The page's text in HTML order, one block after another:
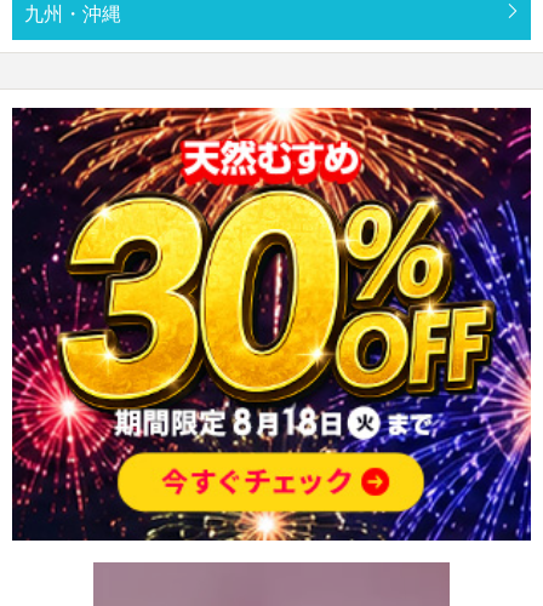
九州・沖縄